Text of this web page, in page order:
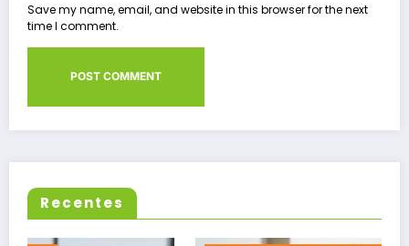
Save my name, email, and website in this browser for the next
time I comment.
Recentes